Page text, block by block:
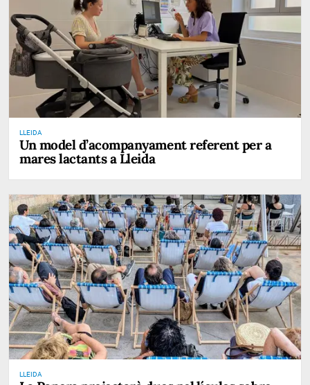
LLEIDA
Un model d’acompanyament referent per a
mares lactants a Lleida
LLEIDA